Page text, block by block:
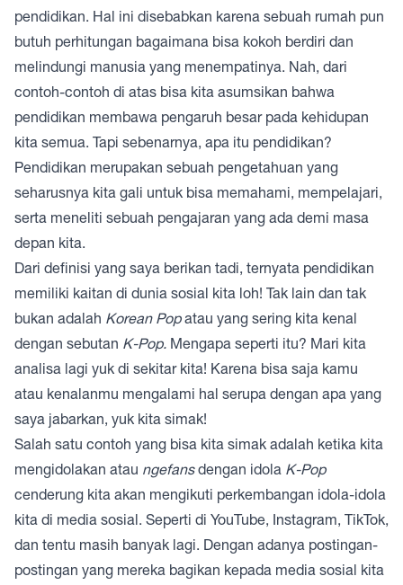
pendidikan. Hal ini disebabkan karena sebuah rumah pun
butuh perhitungan bagaimana bisa kokoh berdiri dan
melindungi manusia yang menempatinya. Nah, dari
contoh-contoh di atas bisa kita asumsikan bahwa
pendidikan membawa pengaruh besar pada kehidupan
kita semua. Tapi sebenarnya, apa itu pendidikan?
Pendidikan merupakan sebuah pengetahuan yang
seharusnya kita gali untuk bisa memahami, mempelajari,
serta meneliti sebuah pengajaran yang ada demi masa
depan kita.
Dari definisi yang saya berikan tadi, ternyata pendidikan
memiliki kaitan di dunia sosial kita loh! Tak lain dan tak
bukan adalah Korean Popatau yang sering kita kenal
dengan sebutan K-Pop. Mengapa seperti itu? Mari kita
analisa lagi yuk di sekitar kita! Karena bisa saja kamu
atau kenalanmu mengalami hal serupa dengan apa yang
saya jabarkan, yuk kita simak!
Salah satu contoh yang bisa kita simak adalah ketika kita
mengidolakan atau ngefansdengan idola K-Pop
cenderung kita akan mengikuti perkembangan idola-idola
kita di media sosial. Seperti di YouTube, Instagram, TikTok,
dan tentu masih banyak lagi. Dengan adanya postingan-
postingan yang mereka bagikan kepada media sosial kita